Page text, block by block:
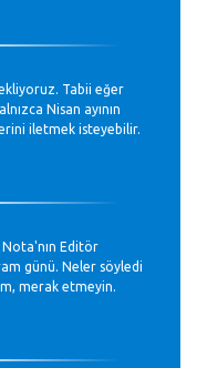
Tabii eğer
Nisan ayının
iletmek isteyebilir.
Nota'nın Editör
günü. Neler söyledi
merak etmeyin.